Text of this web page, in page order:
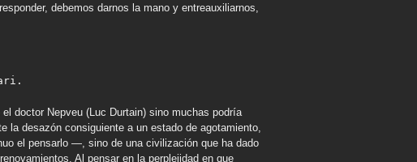
debemos darnos la mano y entreauxiliarnos,
doctor Nepveu (Luc Durtain) sino muchas podría
la desazón consiguiente a un estado de agotamiento,
el pensarlo —, sino de una civilización que ha dado
Al pensar en la perplejidad en que